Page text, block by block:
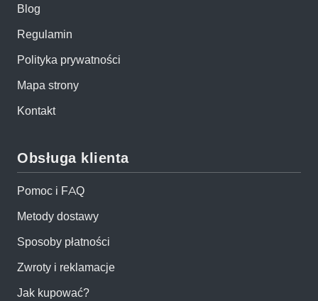
Blog
Regulamin
Polityka prywatności
Mapa strony
Kontakt
Obsługa klienta
Pomoc i FAQ
Metody dostawy
Sposoby płatności
Zwroty i reklamacje
Jak kupować?